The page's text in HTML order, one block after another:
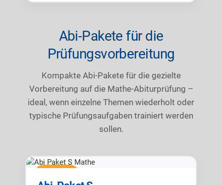
Abi-Pakete für die
Prüfungsvorbereitung
Kompakte Abi-Pakete für die gezielte
Vorbereitung auf die Mathe-Abiturprüfung –
ideal, wenn einzelne Themen wiederholt oder
typische Prüfungsaufgaben trainiert werden
sollen.